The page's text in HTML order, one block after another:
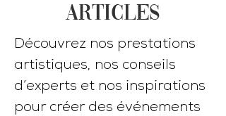
ARTICLES
Découvrez nos prestations
artistiques, nos conseils
d’experts et nos inspirations
pour créer des événements